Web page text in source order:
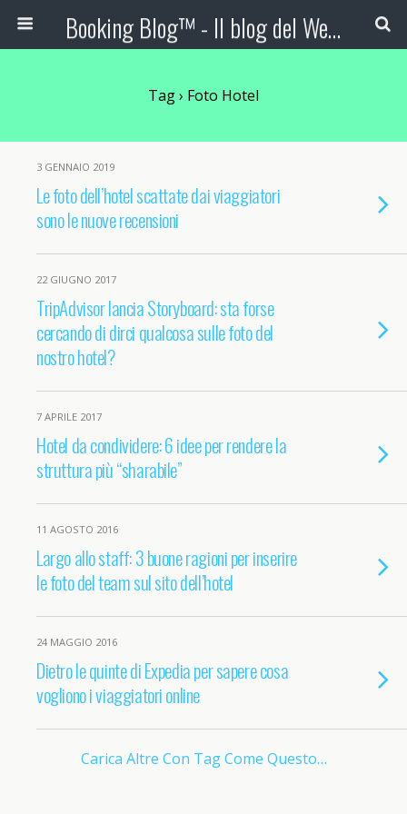
Booking Blog™ - Il blog del Web Marketing Turistico
Tag › Foto Hotel
3 GENNAIO 2019
Le foto dell’hotel scattate dai viaggiatori
sono le nuove recensioni
22 GIUGNO 2017
TripAdvisor lancia Storyboard: sta forse
cercando di dirci qualcosa sulle foto del
nostro hotel?
7 APRILE 2017
Hotel da condividere: 6 idee per rendere la
struttura più “sharabile”
11 AGOSTO 2016
Largo allo staff: 3 buone ragioni per inserire
le foto del team sul sito dell’hotel
24 MAGGIO 2016
Dietro le quinte di Expedia per sapere cosa
vogliono i viaggiatori online
Carica Altre Con Tag Come Questo…